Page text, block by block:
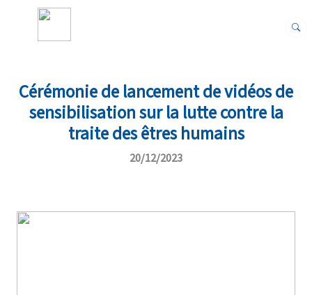
Cérémonie de lancement de vidéos de
sensibilisation sur la lutte contre la
traite des êtres humains
20/12/2023